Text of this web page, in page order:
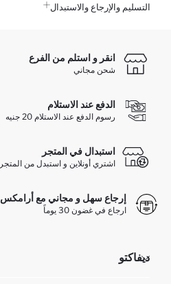
التسليم والإرجاع والاستبدال
انقر و استلم من الفرع
شحن مجاني
الدفع عند الاستلام
رسوم الدفع عند الاستلام 20 جنيه
استبدال في المتجر
اشتري أونلاين و استبدل من المتجر
إرجاع سهل و مجاني مع أرامكس
ارجاع في غضون 30 يوماً
ديفاكتو